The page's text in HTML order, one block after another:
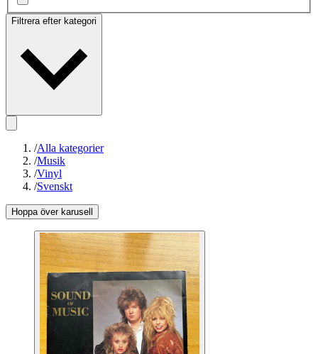
Filtrera efter kategori
/Alla kategorier
/Musik
/Vinyl
/Svenskt
Hoppa över karusell